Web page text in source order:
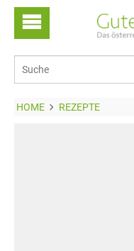
HOME REZEPTE